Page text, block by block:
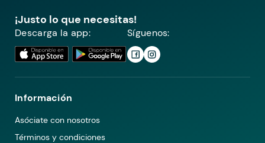
¡Justo lo que necesitas!
Descarga la app: Síguenos:
Información
Asóciate con nosotros
Términos y condiciones